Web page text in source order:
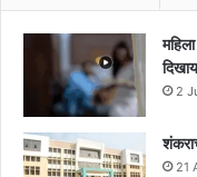
2
21